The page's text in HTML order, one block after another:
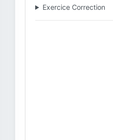
Exercice Correction